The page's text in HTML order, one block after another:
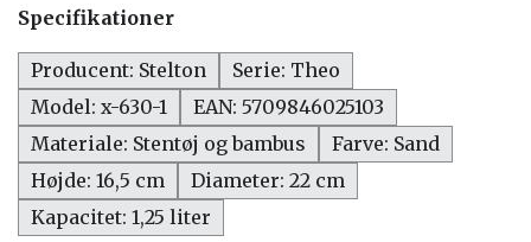
Specifikationer
Producent: Stelton
Serie: Theo
Model: x-630-1
EAN: 5709846025103
Materiale: Stentøj og bambus
Farve: Sand
Højde: 16,5 cm
Diameter: 22 cm
Kapacitet: 1,25 liter